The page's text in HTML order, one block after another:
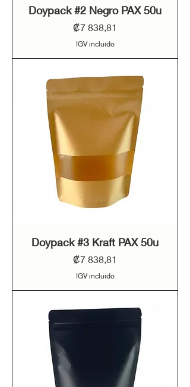
Doypack #2 Negro PAX 50u
Precio
₡7 838,81
IGV incluido
Doypack #3 Kraft PAX 50u
Precio
₡7 838,81
IGV incluido